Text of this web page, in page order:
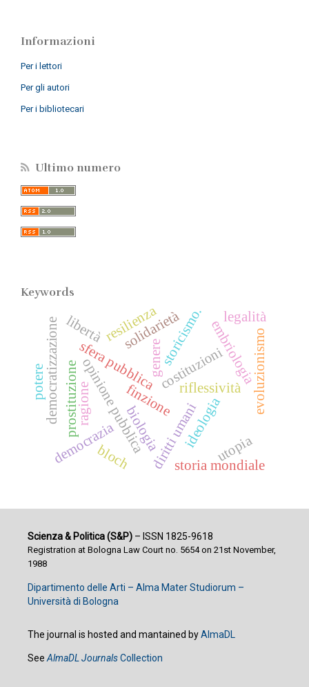
Informazioni
Per i lettori
Per gli autori
Per i bibliotecari
Ultimo numero
Keywords
ideologia
opinione pubblica riflessività
sfera pubblicacostituzioniembriologiaevoluzionismo
biologia
storicismo.
solidarietà
resilienza
democrazia
prostituzione
democratizzazione
diritti umani
genere
utopia
bloch
finzione
libertà
ragione
legalità
potere
storia mondiale
Scienza & Politica (S&P)– ISSN 1825-9618
Registration at Bologna Law Court no. 5654 on 21st November,
1988
Dipartimento delle Arti – Alma Mater Studiorum –
Università di Bologna
The journal is hosted and mantained byAlmaDL
See AlmaDL JournalsCollection